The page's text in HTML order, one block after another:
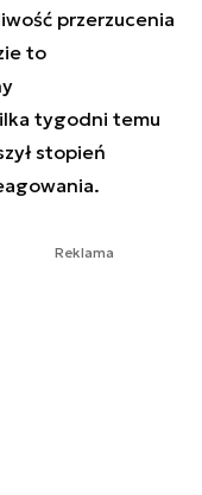
przerzucenia
to
tygodni temu
stopień
Reklama